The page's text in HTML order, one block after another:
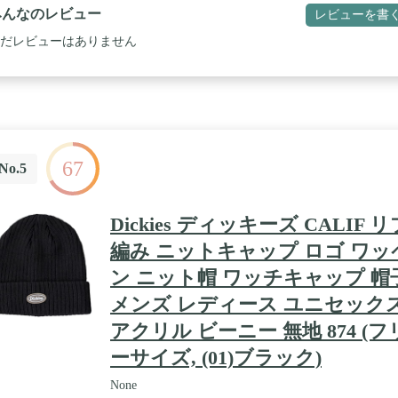
っていますか? この帽子で夢をかなえましょう。
なのレビュー レビューを書く
レビューはありません
67
Dickies ディッキーズ CALIF リ
編み ニットキャップ ロゴ ワッ
ン ニット帽 ワッチキャップ 帽
メンズ レディース ユニセック
アクリル ビーニー 無地 874 (フ
ーサイズ, (01)ブラック)
None